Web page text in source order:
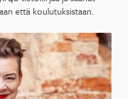
että koulutuksistaan.